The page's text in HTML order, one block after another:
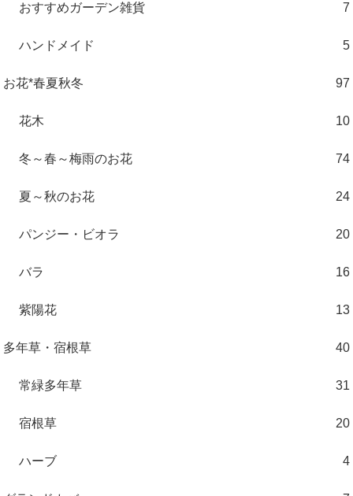
おすすめガーデン雑貨 7
ハンドメイド 5
お花*春夏秋冬 97
花木 10
冬～春～梅雨のお花 74
夏～秋のお花 24
パンジー・ビオラ 20
バラ 16
紫陽花 13
多年草・宿根草 40
常緑多年草 31
宿根草 20
ハーブ 4